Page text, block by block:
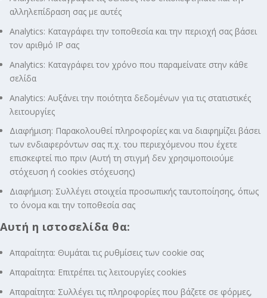
αλληλεπίδραση σας με αυτές
Analytics: Καταγράφει την τοποθεσία και την περιοχή σας βάσει
τον αριθμό ΙΡ σας
Analytics: Καταγράφει τον χρόνο που παραμείνατε στην κάθε
σελίδα
Analytics: Αυξάνει την ποιότητα δεδομένων για τις στατιστικές
λειτουργίες
Διαφήμιση: Παρακολουθεί πληροφορίες και να διαφημίζει βάσει
των ενδιαφερόντων σας π.χ. του περιεχόμενου που έχετε
επισκεφτεί πιο πριν (Αυτή τη στιγμή δεν χρησιμοποιούμε
στόχευση ή cookies στόχευσης)
Διαφήμιση: Συλλέγει στοιχεία προσωπικής ταυτοποίησης, όπως
το όνομα και την τοποθεσία σας
Αυτή η ιστοσελίδα θα:
Απαραίτητα: Θυμάται τις ρυθμίσεις των cookie σας
Απαραίτητα: Επιτρέπει τις λειτουργίες cookies
Απαραίτητα: Συλλέγει τις πληροφορίες που βάζετε σε φόρμες,